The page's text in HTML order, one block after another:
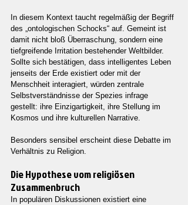
In diesem Kontext taucht regelmäßig der Begriff
des „ontologischen Schocks“ auf. Gemeint ist
damit nicht bloß Überraschung, sondern eine
tiefgreifende Irritation bestehender Weltbilder.
Sollte sich bestätigen, dass intelligentes Leben
jenseits der Erde existiert oder mit der
Menschheit interagiert, würden zentrale
Selbstverständnisse der Spezies infrage
gestellt: ihre Einzigartigkeit, ihre Stellung im
Kosmos und ihre kulturellen Narrative.
Besonders sensibel erscheint diese Debatte im
Verhältnis zu Religion.
Die Hypothese vom religiösen
Zusammenbruch
In populären Diskussionen existiert eine